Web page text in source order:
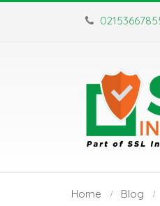
Home Blog